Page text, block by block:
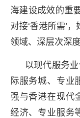
海建设成效的重
对接‘香港所需’
领域、深层次深
以现代服务
际服务城、专业
强与香港在现代
经济、专业服务